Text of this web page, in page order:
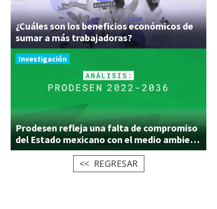
¿Cuáles son los beneficios económicos de
sumar a más trabajadoras?
Investigación
Prodesen refleja una falta de compromiso
del Estado mexicano con el medio ambiente
REGRESAR